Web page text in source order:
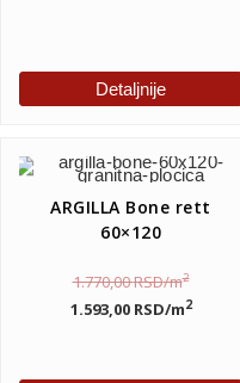
Detaljnije
ARGILLA Bone rett
60×120
1.770,00RSD/m2
1.593,00 RSD/m2